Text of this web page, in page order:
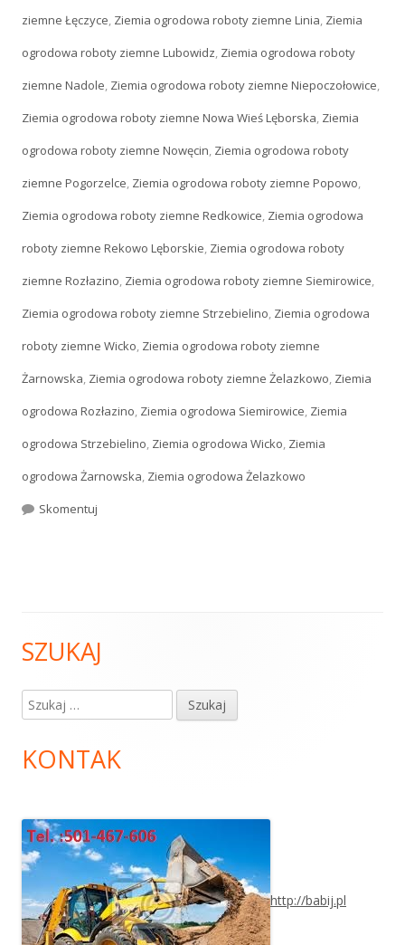
ziemne Łęczyce, Ziemia ogrodowa roboty ziemne Linia, Ziemia
ogrodowa roboty ziemne Lubowidz, Ziemia ogrodowa roboty
ziemne Nadole, Ziemia ogrodowa roboty ziemne Niepoczołowice,
Ziemia ogrodowa roboty ziemne Nowa Wieś Lęborska, Ziemia
ogrodowa roboty ziemne Nowęcin, Ziemia ogrodowa roboty
ziemne Pogorzelce, Ziemia ogrodowa roboty ziemne Popowo,
Ziemia ogrodowa roboty ziemne Redkowice, Ziemia ogrodowa
roboty ziemne Rekowo Lęborskie, Ziemia ogrodowa roboty
ziemne Rozłazino, Ziemia ogrodowa roboty ziemne Siemirowice,
Ziemia ogrodowa roboty ziemne Strzebielino, Ziemia ogrodowa
roboty ziemne Wicko, Ziemia ogrodowa roboty ziemne
Żarnowska, Ziemia ogrodowa roboty ziemne Żelazkowo, Ziemia
ogrodowa Rozłazino, Ziemia ogrodowa Siemirowice, Ziemia
ogrodowa Strzebielino, Ziemia ogrodowa Wicko, Ziemia
ogrodowa Żarnowska, Ziemia ogrodowa Żelazkowo
Skomentuj
Główny
panel
SZUKAJ
Szukaj:
KONTAK
http://babij.pl